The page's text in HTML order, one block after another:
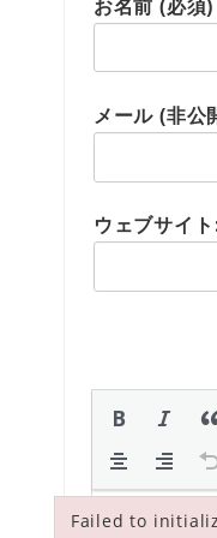
お名前 (必須)
メール (非公
ウェブサイ
Failed to